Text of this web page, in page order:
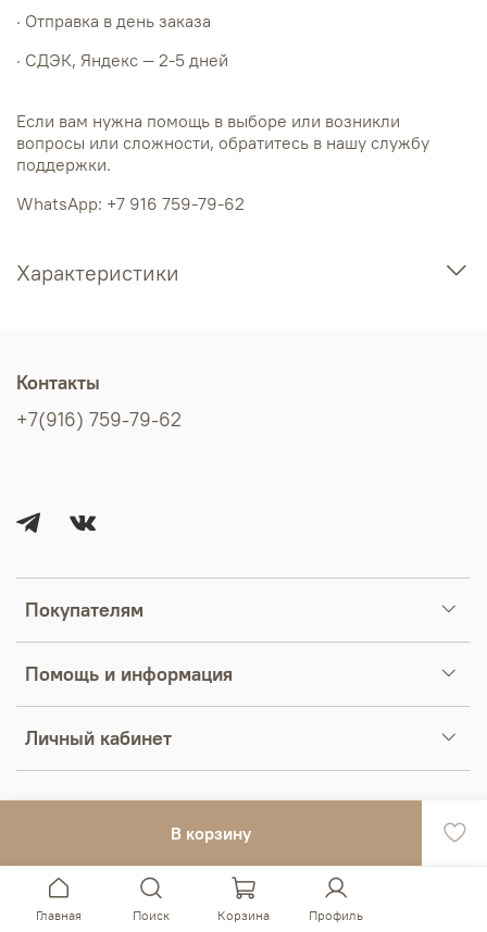
В корзину
· Отправка в день заказа
· СДЭК, Яндекс — 2-5 дней
Если вам нужна помощь в выборе или возникли
вопросы или сложности, обратитесь в нашу службу
поддержки.
WhatsApp: +7 916 759-79-62
Характеристики
Покупателям
Помощь и информация
Личный кабинет
Контакты
+7(916) 759-79-62
Главная Поиск Корзина Профиль